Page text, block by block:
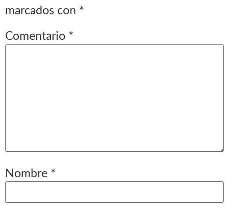
marcados con *
Comentario *
Nombre *